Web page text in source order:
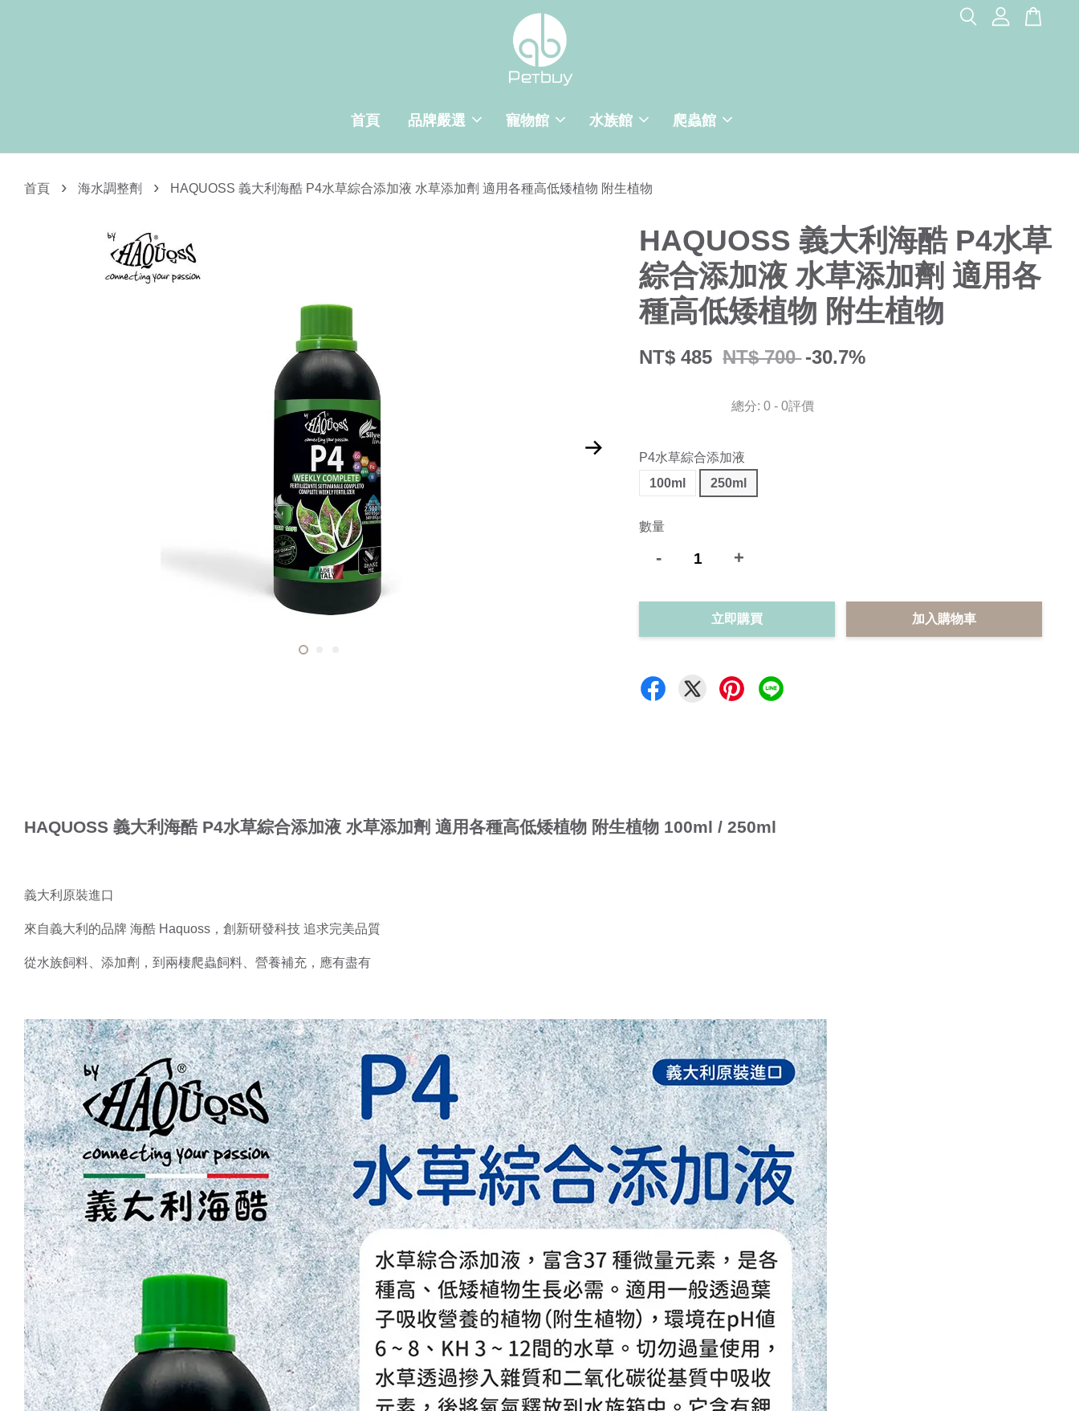
首頁 品牌嚴選 寵物館 水族館 爬蟲館
首頁 › 海水調整劑 › HAQUOSS 義大利海酷 P4水草綜合添加液 水草添加劑 適用各種高低矮植物 附生植物
HAQUOSS 義大利海酷 P4水草
綜合添加液 水草添加劑 適用各
種高低矮植物 附生植物
NT$ 485 NT$ 700 -30.7%
總分:0 -0評價
P4水草綜合添加液
100ml
250ml
數量
- +
立即購買 加入購物車
HAQUOSS 義大利海酷 P4水草綜合添加液 水草添加劑 適用各種高低矮植物 附生植物 100ml / 250ml
義大利原裝進口
來自義大利的品牌 海酷 Haquoss，創新研發科技 追求完美品質
從水族飼料、添加劑，到兩棲爬蟲飼料、營養補充，應有盡有